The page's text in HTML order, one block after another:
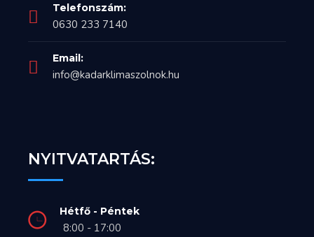
Telefonszám:
0630 233 7140
Email:
info@kadarklimaszolnok.hu
NYITVATARTÁS:
Hétfő - Péntek
8:00 - 17:00